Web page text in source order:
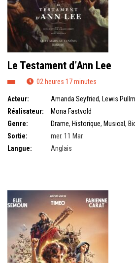
Le Testament d’Ann Lee
02 heures 17 minutes
Acteur: Amanda Seyfried, Lewis
Réalisateur:
Mona Fastvold
Genre:
Drame, Historique, Musical ,
Sortie:
mer. 11 Mar.
Langue:
Anglais